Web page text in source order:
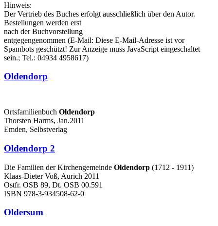
Hinweis:
Der Vertrieb des Buches erfolgt ausschließlich über den Autor.
Bestellungen werden erst
nach der Buchvorstellung
entgegengenommen (E-Mail: Diese E-Mail-Adresse ist vor
Spambots geschützt! Zur Anzeige muss JavaScript eingeschaltet
sein.; Tel.: 04934 4958617)
Oldendorp
Ortsfamilienbuch Oldendorp
Thorsten Harms, Jan.2011
Emden, Selbstverlag
Oldendorp 2
Die Familien der Kirchengemeinde Oldendorp (1712 - 1911)
Klaas-Dieter Voß, Aurich 2011
Ostfr. OSB 89, Dt. OSB 00.591
ISBN 978-3-934508-62-0
Oldersum